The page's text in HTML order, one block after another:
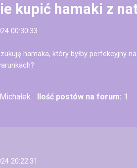
kupić hamaki z
00:30:33
hamaka, który byłby perfekcyjny
Michałek Ilość postów na forum: 1
20:22:31